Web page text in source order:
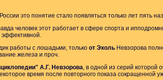
это понятие стало появляться только лет пять
человек этот работает в сфере спорта и
эффективной.
работы с лошадьми, только от Эколь Невзорова
железаи проч.
А.Г. Невзорова, в одной из серий которой
время после повторного показа сокращенной